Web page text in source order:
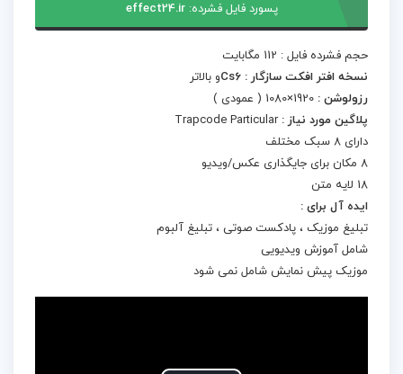
پسورد فایل فشرده:effect24.ir
حجم فشرده فایل : 112 مگابایت
نسخه افتر افکت سازگار : Cs6
و بالاتر
رزولوشن :
پلاگین مورد نیاز :Trapcode Particular
دارای 8 سبک مختلف
8 مکان برای جایگذاری عکس/ویدیو
18 لایه متن
ایده آل برای :
تبلیغ موزیک ، پادکست صوتی ، تبلیغ آلبوم
شامل آموزش ویدیویی
موزیک پیش نمایش شامل نمی شود